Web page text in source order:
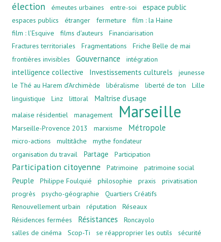
élection émeutes urbaines entre-soi espace public
espaces publics étranger fermeture
film : la Haine
film : l’Esquive
films d'auteurs
Financiarisation
Fractures territoriales
Fragmentations
Friche Belle de mai
frontières invisibles
Gouvernance intégration
intelligence collective Investissements culturels
jeunesse
le Thé au Harem d’Archimède
libéralisme liberté de ton
Lille
linguistique
Linz littoral Maîtrise d’usage
malaise résidentiel management Marseille
Marseille-Provence 2013 marxisme Métropole
micro-actions multitâche
mythe fondateur
organisation du travail
Partage Participation
Participation citoyenne Patrimoine patrimoine social
Peuple Philippe Foulquié philosophie praxis
privatisation
progrès
psycho-géographie
Quartiers Créatifs
Renouvellement urbain
réputation
Réseaux
Résidences fermées
Résistances
Roncayolo
salles de cinéma
Scop-Ti se réapproprier les outils sécurité